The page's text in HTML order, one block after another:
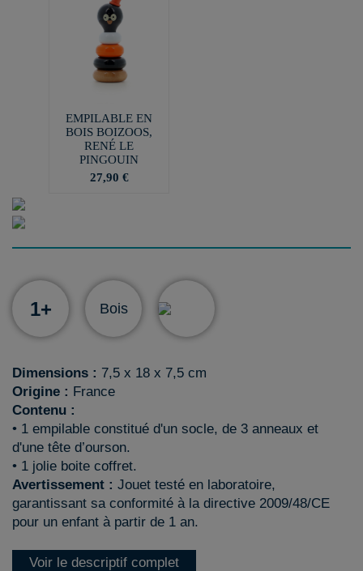
EMPILABLE EN
BOIS BOIZOOS,
RENÉ LE
PINGOUIN
27,90 €
1+ Bois
Dimensions : 7,5 x 18 x 7,5 cm
Origine : France
Contenu :
• 1 empilable constitué d'un socle, de 3 anneaux et
d'une tête d’ourson.
• 1 jolie boite coffret.
Avertissement : Jouet testé en laboratoire,
garantissant sa conformité à la directive 2009/48/CE
pour un enfant à partir de 1 an.
Voir le descriptif complet